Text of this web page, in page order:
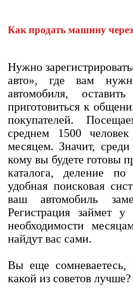
Как продать машину
Нужно
авто», где вам
автомобиля,
приготовиться к
покупателей.
среднем 1500
месяцем. Значит,
кому вы будете готовы
каталога, деление
удобная поисковая
ваш автомобиль
Регистрация займет
необходимости
найдут вас сами.
Вы еще сомневаетесь,
какой из советов